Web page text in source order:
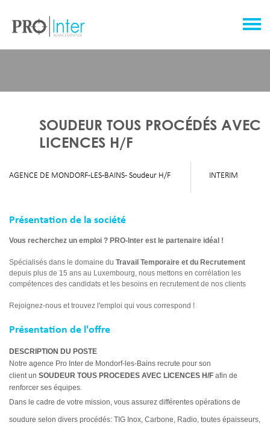
SOUDEUR TOUS PROCÉDÉS AVEC
LICENCES H/F
AGENCE DE MONDORF-LES-BAINS - Soudeur H/F INTERIM
Présentation de la société
Vous recherchez un emploi ? PRO-Inter est le partenaire idéal !
Spécialisés dans le domaine du Travail Temporaire et du Recrutement
depuis plus de 15 ans au Luxembourg, nous mettons en corrélation les
compétences des candidats et les besoins en recrutement de nos clients
Rejoignez-nous et trouvez l'emploi qui vous correspond !
Présentation de l'offre
DESCRIPTION DU POSTE
Notre agence Pro Inter de Mondorf-les-Bains recrute pour son
client un SOUDEUR TOUS PROCEDES AVEC LICENCES H/F afin de
renforcer ses équipes.
Dans le cadre de votre mission, vous assurez différentes opérations de
soudure selon divers procédés: TIG Inox, Carbone, Radio, toutes épaisseurs,